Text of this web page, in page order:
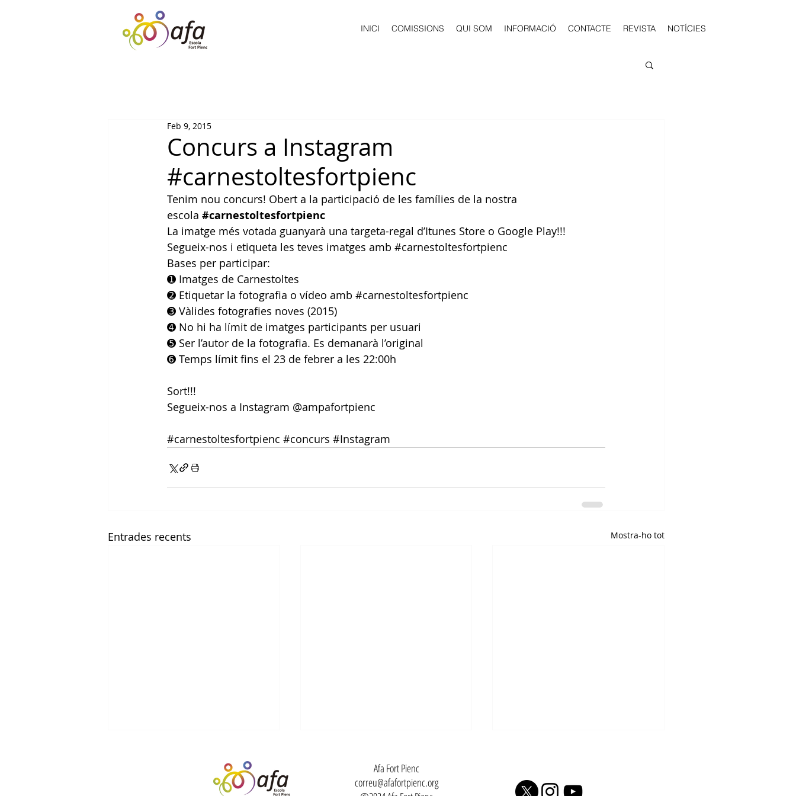
INICI COMISSIONS QUI SOM INFORMACIÓ CONTACTE REVISTA NOTÍCIES
Concurs a Instagram
#carnestoltesfortpienc
Feb 9, 2015
Tenim nou concurs! Obert a la participació de les famílies de la nostra
escola #carnestoltesfortpienc
La imatge més votada guanyarà una targeta-regal d’Itunes Store o Google Play!!!
Segueix-nos i etiqueta les teves imatges amb #carnestoltesfortpienc
Bases per participar:
➊ Imatges de Carnestoltes
➋ Etiquetar la fotografia o vídeo amb #carnestoltesfortpienc
➌ Vàlides fotografies noves (2015)
➍ No hi ha límit de imatges participants per usuari
➎ Ser l’autor de la fotografia. Es demanarà l’original
➏ Temps límit fins el 23 de febrer a les 22:00h
Sort!!!
Segueix-nos a Instagram @ampafortpienc
#carnestoltesfortpienc #concurs #Instagram
Entrades recents Mostra-ho tot
Afa Fort Pienc
correu@afafortpienc.org